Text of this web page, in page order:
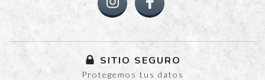
SITIO SEGURO
Protegemos tus datos